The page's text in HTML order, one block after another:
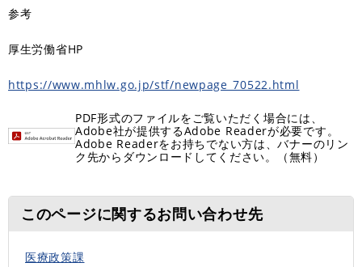
参考
厚生労働省HP
https://www.mhlw.go.jp/stf/newpage_70522.html
PDF形式のファイルをご覧いただく場合には、
Adobe社が提供するAdobe Readerが必要です。
Adobe Readerをお持ちでない方は、バナーのリン
ク先からダウンロードしてください。（無料）
このページに関するお問い合わせ先
医療政策課